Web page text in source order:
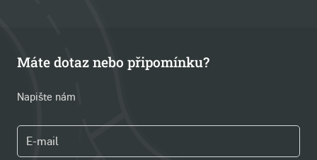
Máte dotaz nebo připomínku?
Napište nám